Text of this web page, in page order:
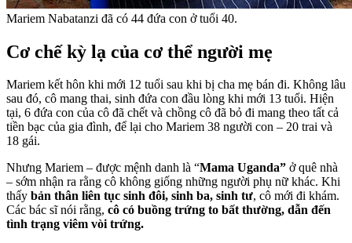
Mariem Nabatanzi đã có 44 đứa con ở tuổi 40.
Cơ chế kỳ lạ của cơ thể người mẹ
Mariem kết hôn khi mới 12 tuổi sau khi bị cha mẹ bán đi. Không lâu
sau đó, cô mang thai, sinh đứa con đầu lòng khi mới 13 tuổi. Hiện
tại, 6 đứa con của cô đã chết và chồng cô đã bỏ đi mang theo tất cả
tiền bạc của gia đình, để lại cho Mariem 38 người con – 20 trai và
18 gái.
Nhưng Mariem – được mệnh danh là “Mama Uganda” ở quê nhà
– sớm nhận ra rằng cô không giống những người phụ nữ khác. Khi
thấy bản thân liên tục sinh đôi, sinh ba, sinh tư, cô mới đi khám.
Các bác sĩ nói rằng, cô có buồng trứng to bất thường, dẫn đến
tình trạng viêm vòi trứng.